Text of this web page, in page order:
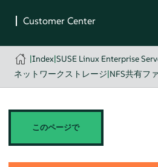
|Index|SUSE Linux Enterprise
ネットワークストレージ|NFS共有フ
このページで